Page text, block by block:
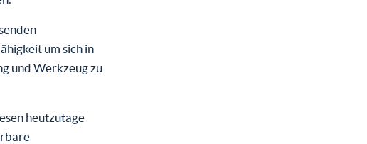
um sich in
und Werkzeug zu
heutzutage